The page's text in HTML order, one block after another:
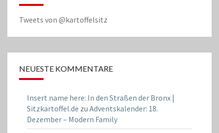
Tweets von @kartoffelsitz
NEUESTE KOMMENTARE
Insert name here: In den Straßen der Bronx |
Sitzkartoffel.de zu Adventskalender: 18.
Dezember – Modern Family